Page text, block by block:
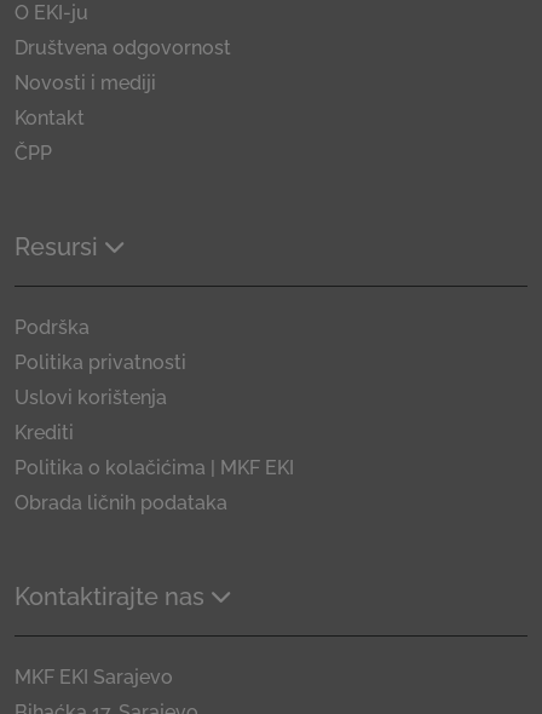
O EKI-ju
Društvena odgovornost
Novosti i mediji
Kontakt
ČPP
Resursi
Podrška
Politika privatnosti
Uslovi korištenja
Krediti
Politika o kolačićima | MKF EKI
Obrada ličnih podataka
Kontaktirajte nas
MKF EKI Sarajevo